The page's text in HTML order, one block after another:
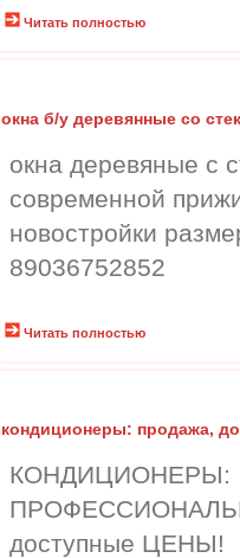
Читать полностью
окна б/у деревянные со
окна деревяные с
современной
новостройки
89036752852
Читать полностью
кондиционеры: продажа,
КОНДИЦИОНЕРЫ:
доступные ЦЕНЫ!